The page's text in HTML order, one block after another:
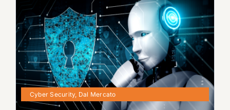
Cyber Security, Dal Mercato